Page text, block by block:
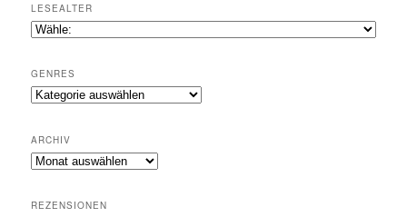
LESEALTER
GENRES
Genres
ARCHIV
Archiv
REZENSIONEN